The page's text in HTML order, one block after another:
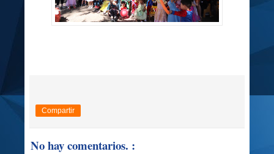
Compartir
No hay comentarios. :